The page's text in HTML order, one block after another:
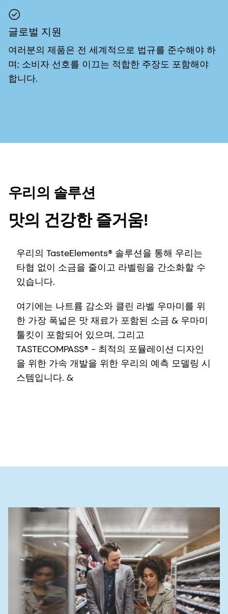
글로벌 지원
여러분의 제품은 전 세계적으로 법규를 준수해야 하
며; 소비자 선호를 이끄는 적합한 주장도 포함해야
합니다.
우리의 솔루션
맛의 건강한 즐거움!
우리의 TasteElements® 솔루션을 통해 우리는
타협 없이 소금을 줄이고 라벨링을 간소화할 수
있습니다.
여기에는 나트륨 감소와 클린 라벨 우마미를 위
한 가장 폭넓은 맛 재료가 포함된 소금 & 우마미
툴킷이 포함되어 있으며, 그리고
TASTECOMPASS® - 최적의 포뮬레이션 디자인
을 위한 가속 개발을 위한 우리의 예측 모델링 시
스템입니다. &